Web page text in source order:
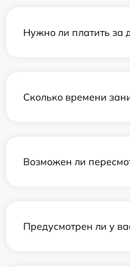
Нужно ли платить за
Сколько времени
Возможен ли
Предусмотрен ли у